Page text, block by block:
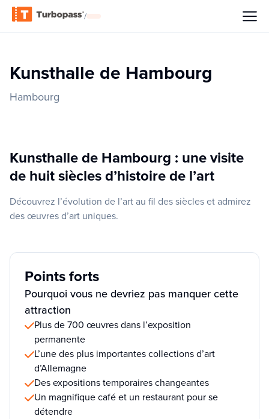
/
Kunsthalle de Hambourg
Hambourg
Kunsthalle de Hambourg : une visite
de huit siècles d’histoire de l’art
Découvrez l’évolution de l’art au fil des siècles et admirez
des œuvres d’art uniques.
Points forts
Pourquoi vous ne devriez pas manquer cette
attraction
Plus de 700 œuvres dans l’exposition
permanente
L’une des plus importantes collections d’art
d’Allemagne
Des expositions temporaires changeantes
Un magnifique café et un restaurant pour se
détendre